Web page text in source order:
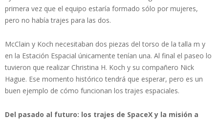
primera vez que el equipo estaría formado sólo por mujeres,
pero no había trajes para las dos.
McClain y Koch necesitaban dos piezas del torso de la talla m y
en la Estación Espacial únicamente tenían una. Al final el paseo lo
tuvieron que realizar Christina H. Koch y su compañero Nick
Hague. Ese momento histórico tendrá que esperar, pero es un
buen ejemplo de cómo funcionan los trajes espaciales.
Del pasado al futuro: los trajes de SpaceX y la misión a